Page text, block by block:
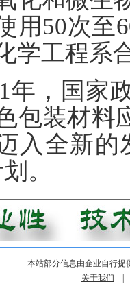
用50次至
学工程系
年，国家
包装材料
入全新的
。
本站部分信息由企业自行提
关于我们